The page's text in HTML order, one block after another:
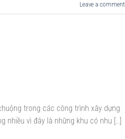
Leave a comment
trong các công trình xây dựng
nhiều vì đây là những khu có nhu […]